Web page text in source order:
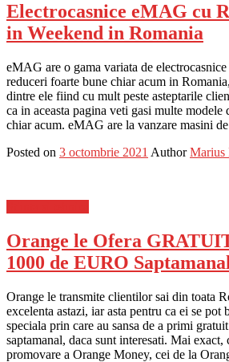
Electrocasnice eMAG cu
in Weekend in Romania
eMAG are o gama variata de electrocasnice
reduceri foarte bune chiar acum in
dintre ele fiind cu mult peste asteptarile
ca in aceasta pagina veti gasi multe modele
chiar acum. eMAG are la vanzare masini
Posted on 3 octombrie 2021 Author Marius
Orange le Ofera
1000 de EURO Saptamanal
Orange le transmite clientilor sai din toata
excelenta astazi, iar asta pentru ca ei se pot
speciala prin care au sansa de a primi
saptamanal, daca sunt interesati. Mai exact,
promovare a Orange Money, cei de la